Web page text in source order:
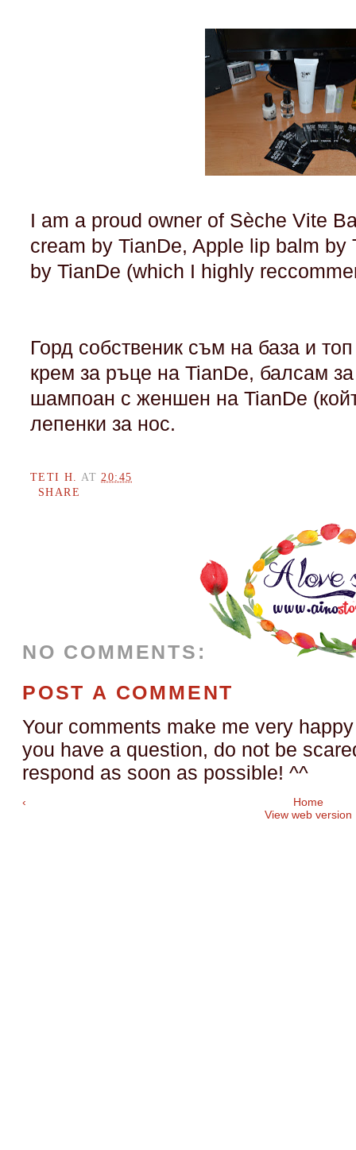
I am a proud owner of Sèche Vite
cream by TianDe, Apple lip balm
by TianDe (which I highly
Горд собственик съм на база и
крем за ръце на TianDe, балсам
шампоан с женшен на TianDe
лепенки за нос.
TETI H.AT20:45
SHARE
NO COMMENTS:
POST A COMMENT
Your comments make me very
you have a question, do not be
respond as soon as possible! ^^
‹
Home
View web version